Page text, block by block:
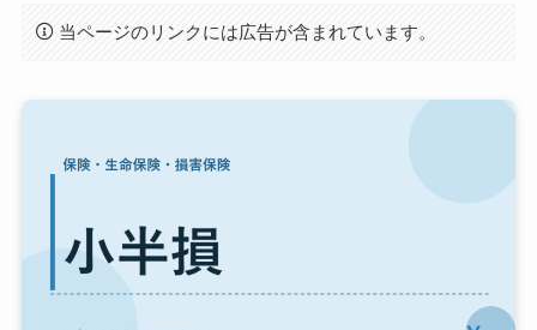
当ページのリンクには広告が含まれています。